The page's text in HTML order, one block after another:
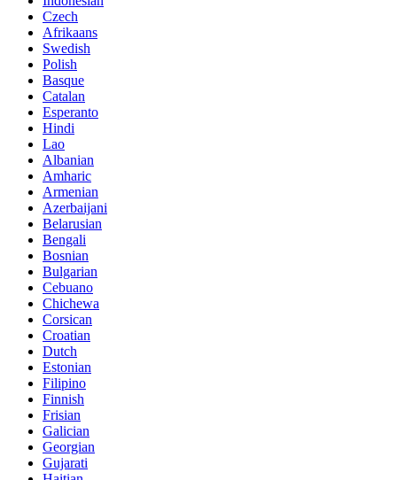
Czech
Afrikaans
Swedish
Polish
Basque
Catalan
Esperanto
Hindi
Lao
Albanian
Amharic
Armenian
Azerbaijani
Belarusian
Bengali
Bosnian
Bulgarian
Cebuano
Chichewa
Corsican
Croatian
Dutch
Estonian
Filipino
Finnish
Frisian
Galician
Georgian
Gujarati